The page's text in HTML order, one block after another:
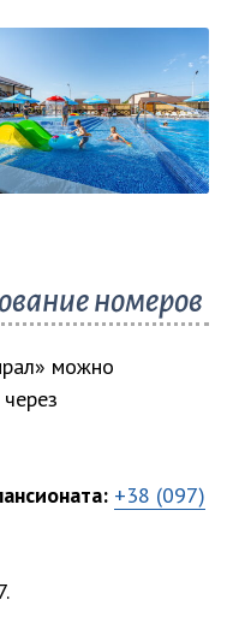
номеров
можно
+38 (097)